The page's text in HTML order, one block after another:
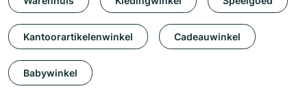
Kantoorartikelenwinkel Cadeauwinkel
Babywinkel